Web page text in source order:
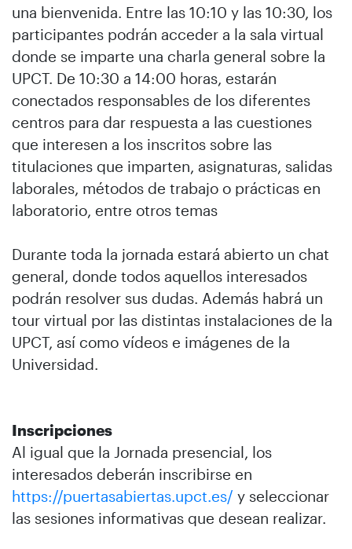
una bienvenida. Entre las 10:10 y las 10:30, los
participantes podrán acceder a la sala virtual
donde se imparte una charla general sobre la
UPCT. De 10:30 a 14:00 horas, estarán
conectados responsables de los diferentes
centros para dar respuesta a las cuestiones
que interesen a los inscritos sobre las
titulaciones que imparten, asignaturas, salidas
laborales, métodos de trabajo o prácticas en
laboratorio, entre otros temas
Durante toda la jornada estará abierto un chat
general, donde todos aquellos interesados
podrán resolver sus dudas. Además habrá un
tour virtual por las distintas instalaciones de la
UPCT, así como vídeos e imágenes de la
Universidad.
Inscripciones
Al igual que la Jornada presencial, los
interesados deberán inscribirse en
https://puertasabiertas.upct.es/ y seleccionar
las sesiones informativas que desean realizar.